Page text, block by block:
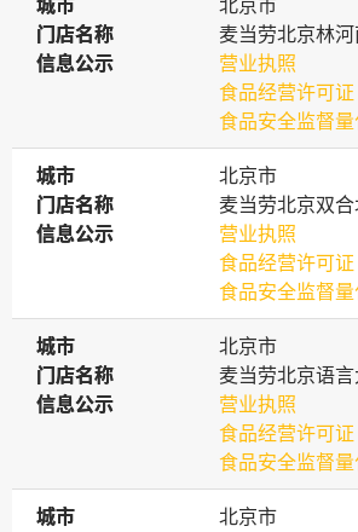
城市
城市
北京市
门店名称
门店名称
麦当劳北京林
信息公示
信息公示
营业执照
食品经营许可证
食品安全监督
城市
城市
北京市
门店名称
门店名称
麦当劳北京双
信息公示
信息公示
营业执照
食品经营许可证
食品安全监督
城市
城市
北京市
门店名称
门店名称
麦当劳北京语
信息公示
信息公示
营业执照
食品经营许可证
食品安全监督
城市
城市
北京市